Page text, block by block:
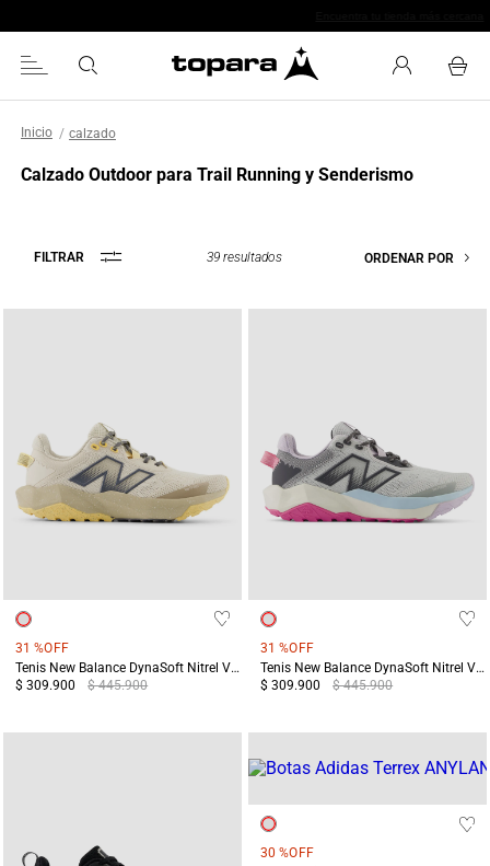
calzado
Calzado Outdoor para Trail Running y Senderismo
FILTRAR 39resultados ORDENAR POR
31 %OFF
Tenis New Balance DynaSoft Nitrel V6 Mujer Terreo
$ 309.900
$ 445.900
31 %OFF
Tenis New Balance DynaSoft Nitrel V6 Mujer Gris
$ 309.900
$ 445.900
30 %OFF